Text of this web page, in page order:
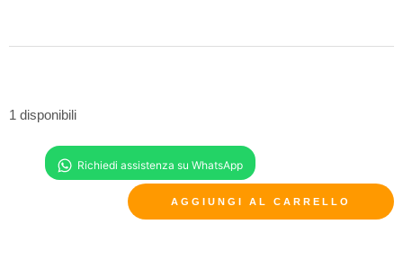
1 disponibili
AGGIUNGI AL CARRELLO